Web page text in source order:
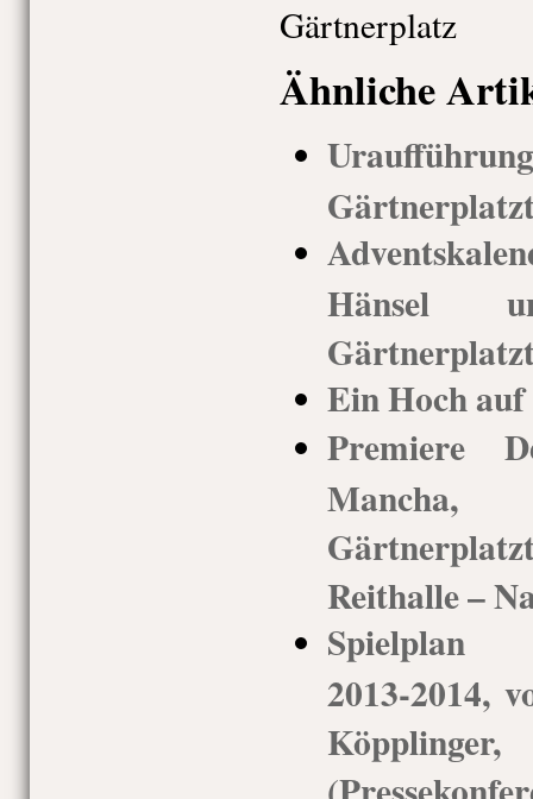
Gärtnerplatz
Ähnliche
Hänsel
Ein Hoch
Premiere
Reithalle –
Spielplan
2013-2014,